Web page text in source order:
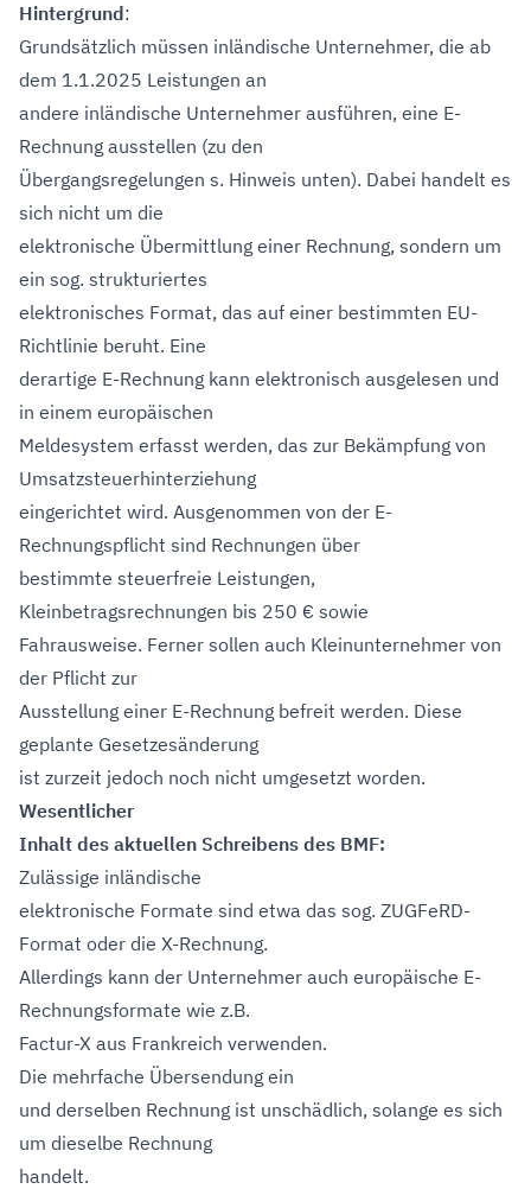
Hintergrund:
Grundsätzlich müssen inländische Unternehmer, die ab
dem 1.1.2025 Leistungen an
andere inländische Unternehmer ausführen, eine E-
Rechnung ausstellen (zu den
Übergangsregelungen s. Hinweis unten). Dabei handelt es
sich nicht um die
elektronische Übermittlung einer Rechnung, sondern um
ein sog. strukturiertes
elektronisches Format, das auf einer bestimmten EU-
Richtlinie beruht. Eine
derartige E-Rechnung kann elektronisch ausgelesen und
in einem europäischen
Meldesystem erfasst werden, das zur Bekämpfung von
Umsatzsteuerhinterziehung
eingerichtet wird. Ausgenommen von der E-
Rechnungspflicht sind Rechnungen über
bestimmte steuerfreie Leistungen,
Kleinbetragsrechnungen bis 250 € sowie
Fahrausweise. Ferner sollen auch Kleinunternehmer von
der Pflicht zur
Ausstellung einer E-Rechnung befreit werden. Diese
geplante Gesetzesänderung
ist zurzeit jedoch noch nicht umgesetzt worden.
Wesentlicher
Inhalt des aktuellen Schreibens des BMF:
Zulässige inländische
elektronische Formate sind etwa das sog. ZUGFeRD-
Format oder die X-Rechnung.
Allerdings kann der Unternehmer auch europäische E-
Rechnungsformate wie z.B.
Factur-X aus Frankreich verwenden.
Die mehrfache Übersendung ein
und derselben Rechnung ist unschädlich, solange es sich
um dieselbe Rechnung
handelt.